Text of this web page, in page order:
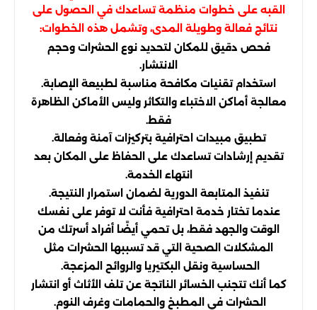
القبه على خطوات منظمة تساعدك في الحصول على
نتائج فعالة وطويلة المدى، وتشمل هذه الخطوات:
فحص دقيق للمكان لتحديد نوع الحشرات وحجم
الانتشار.
استخدام تقنيات مكافحة مناسبة لطبيعة الإصابة.
معالجة أماكن الاختباء والتكاثر وليس الأماكن الظاهرة
فقط.
تطبيق مبيدات احترافية بتركيزات آمنة وفعالة.
تقديم إرشادات تساعدك على الحفاظ على المكان بعد
انتهاء الخدمة.
تنفيذ المتابعة الدورية لضمان استمرار النتيجة.
عندما تختار خدمة احترافية فأنت لا توفر على نفسك
الوقت والجهد فقط، بل تحمي أيضًا أفراد أسرتك من
المشكلات الصحية التي قد تسببها الحشرات مثل
الحساسية ونقل البكتيريا والروائح المزعجة.
كما أنك تتجنب الخسائر الناتجة عن تلف الأثاث أو انتشار
الحشرات في المطبخ والحمامات وغرف النوم.